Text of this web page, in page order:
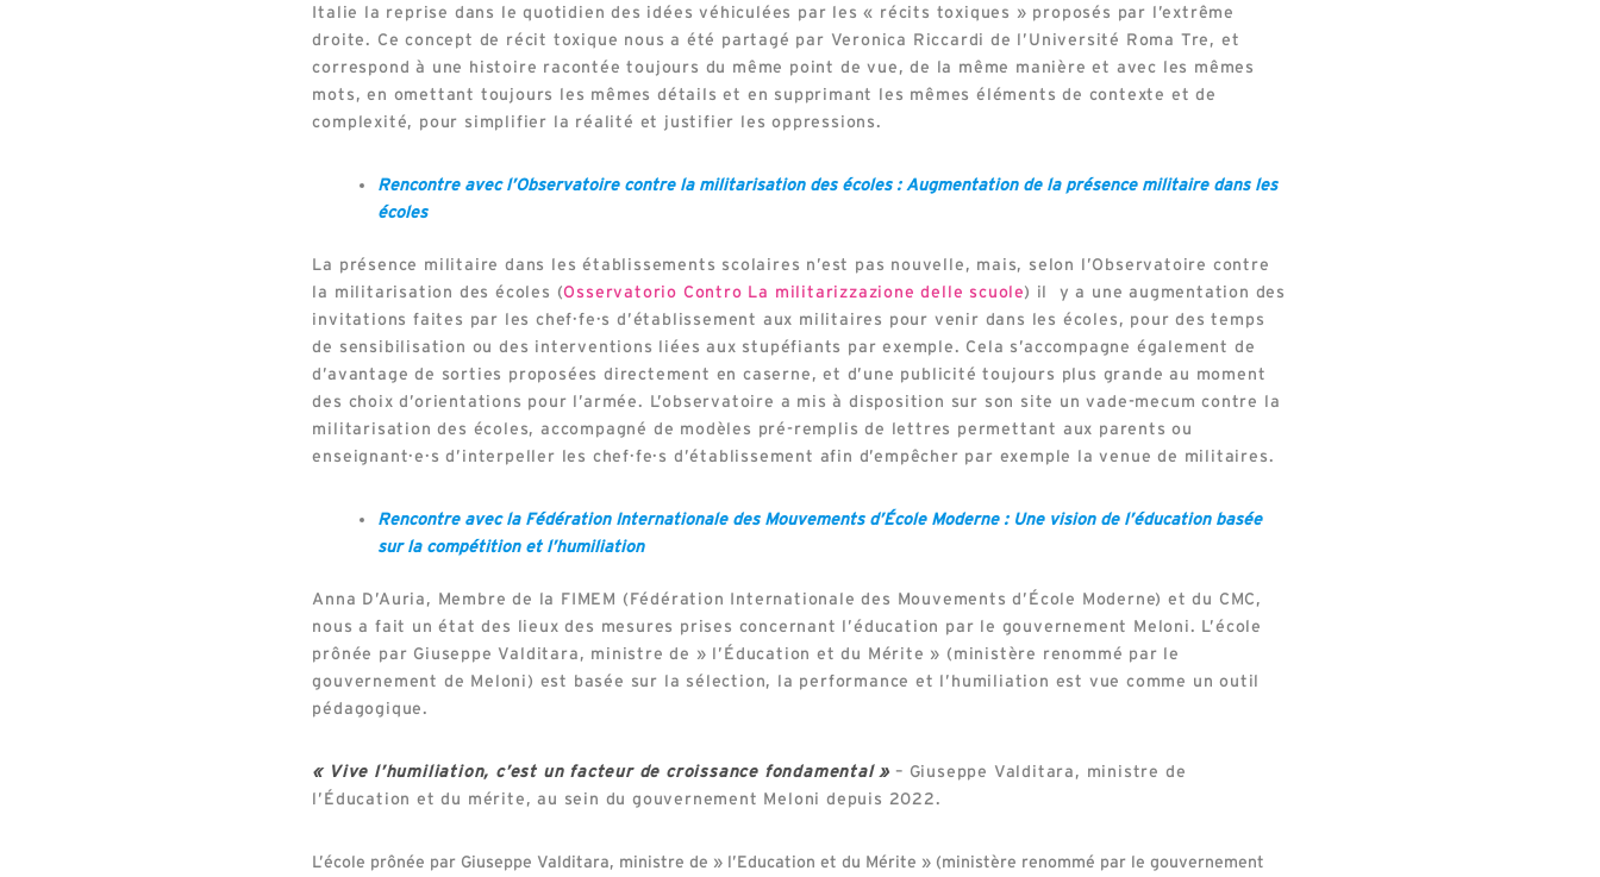
Italie la reprise dans le quotidien des idées véhiculées par les « récits toxiques » proposés par l’extrême
droite. Ce concept de récit toxique nous a été partagé par Veronica Riccardi de l’Université Roma Tre, et
correspond à une histoire racontée toujours du même point de vue, de la même manière et avec les mêmes
mots, en omettant toujours les mêmes détails et en supprimant les mêmes éléments de contexte et de
complexité, pour simplifier la réalité et justifier les oppressions.
Rencontre avec l’Observatoire contre la militarisation des écoles : Augmentation de la présence militaire dans les
écoles
La présence militaire dans les établissements scolaires n’est pas nouvelle, mais, selon l’Observatoire contre
la militarisation des écoles (Osservatorio Contro La militarizzazione delle scuole) il y a une augmentation des
invitations faites par les chef·fe·s d’établissement aux militaires pour venir dans les écoles, pour des temps
de sensibilisation ou des interventions liées aux stupéfiants par exemple. Cela s’accompagne également de
d’avantage de sorties proposées directement en caserne, et d’une publicité toujours plus grande au moment
des choix d’orientations pour l’armée. L’observatoire a mis à disposition sur son site un vade-mecum contre la
militarisation des écoles, accompagné de modèles pré-remplis de lettres permettant aux parents ou
enseignant·e·s d’interpeller les chef·fe·s d’établissement afin d’empêcher par exemple la venue de militaires.
Rencontre avec la Fédération Internationale des Mouvements d’École Moderne : Une vision de l’éducation basée
sur la compétition et l’humiliation
Anna D’Auria, Membre de la FIMEM (Fédération Internationale des Mouvements d’École Moderne) et du CMC,
nous a fait un état des lieux des mesures prises concernant l’éducation par le gouvernement Meloni. L’école
prônée par Giuseppe Valditara, ministre de » l’Éducation et du Mérite » (ministère renommé par le
gouvernement de Meloni) est basée sur la sélection, la performance et l’humiliation est vue comme un outil
pédagogique.
« Vive l’humiliation, c’est un facteur de croissance fondamental » – Giuseppe Valditara, ministre de
l’Éducation et du mérite, au sein du gouvernement Meloni depuis 2022.
L’école prônée par Giuseppe Valditara, ministre de » l’Education et du Mérite » (ministère renommé par le gouvernement